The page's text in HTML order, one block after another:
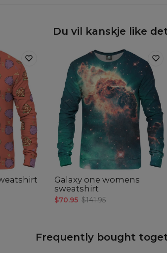
Du vil kanskje like
Galaxy one womens
sweatshirt
$70.95 $141.95
Frequently bought